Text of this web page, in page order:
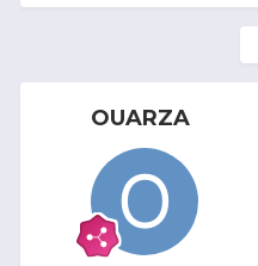
OUARZA